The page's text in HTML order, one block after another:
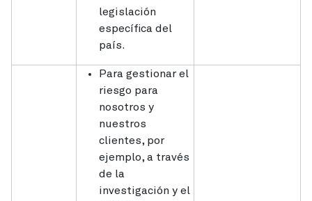
legislación
específica del
país.
Para gestionar el
riesgo para
nosotros y
nuestros
clientes, por
ejemplo, a través
de la
investigación y el